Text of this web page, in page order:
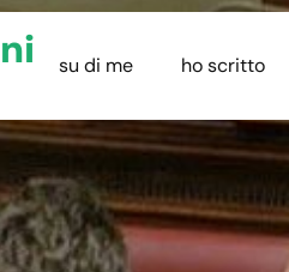
su di me ho scritto